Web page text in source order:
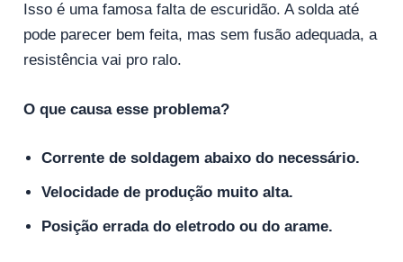
Isso é uma famosa falta de escuridão. A solda até
pode parecer bem feita, mas sem fusão adequada, a
resistência vai pro ralo.
O que causa esse problema?
Corrente de soldagem abaixo do necessário.
Velocidade de produção muito alta.
Posição errada do eletrodo ou do arame.